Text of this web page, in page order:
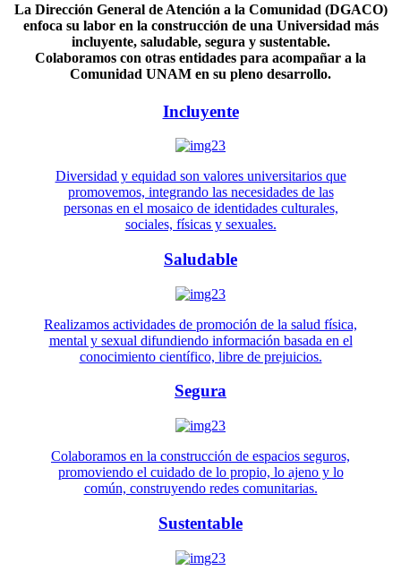
La Dirección General de Atención a la Comunidad (DGACO)
enfoca su labor en la construcción de una Universidad más
incluyente, saludable, segura y sustentable.
Colaboramos con otras entidades para acompañar a la
Comunidad UNAM en su pleno desarrollo.
Incluyente
Diversidad y equidad son valores universitarios que
promovemos, integrando las necesidades de las
personas en el mosaico de identidades culturales,
sociales, físicas y sexuales.
Saludable
Realizamos actividades de promoción de la salud física,
mental y sexual difundiendo información basada en el
conocimiento científico, libre de prejuicios.
Segura
Colaboramos en la construcción de espacios seguros,
promoviendo el cuidado de lo propio, lo ajeno y lo
común, construyendo redes comunitarias.
Sustentable